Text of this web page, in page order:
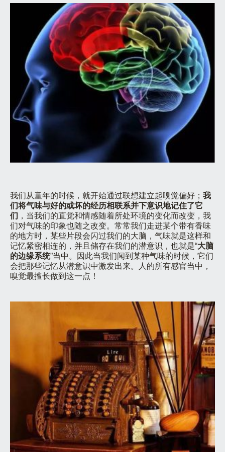
我们从童年的时候，就开始通过联想建立起嗅觉偏好； 我
们将气味与好的或坏的经历相联系并下意识地记住了它
们 ，当我们的直觉和情感随着所处环境的变化而改变，我
们对气味的印象也随之改变。常常我们走进某个带有香味
的地方时，某些片段会闪过我们的大脑，气味就是这样和
记忆紧密相连的，并且储存在我们的潜意识，也就是“大脑
的边缘系统”当中。因此当我们闻到某种气味的时候，它们
会把那些记忆从潜意识中激发出来。人的所有感官当中，
嗅觉最擅长做到这一点！